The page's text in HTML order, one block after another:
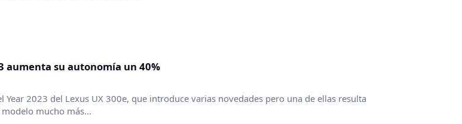
aumenta su autonomía un 40%
Year 2023 del Lexus UX 300e, que introduce varias novedades pero una de ellas resulta
mucho más...